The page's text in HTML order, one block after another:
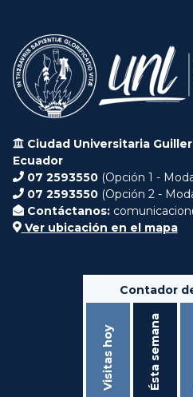
Ciudad Universitaria
Ecuador
07 2593550 (Opción 1 -
07 2593550 (Opción 2 -
Contáctanos:
Ver ubicación en el mapa
Contador
Visitas hoy Ésta semana